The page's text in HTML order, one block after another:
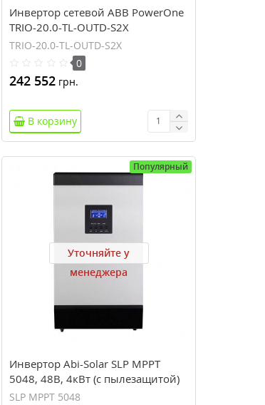
Инвертор сетевой ABB PowerOne
TRIO-20.0-TL-OUTD-S2X
TRIO-20.0-TL-OUTD-S2X
0
242 552 грн.
В корзину
Популярный
Уточняйте у
менеджера
Инвертор Abi-Solar SLP MPPT
5048, 48В, 4кВт (с пылезащитой)
SLP MPPT 5048